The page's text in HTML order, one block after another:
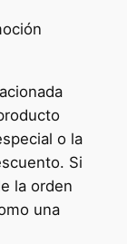
o la
Si
la orden
una